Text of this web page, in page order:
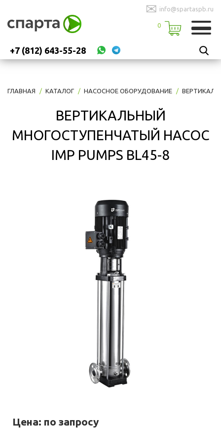
✉ info@spartaspb.ru
0
+7 (812) 643-55-28
ГЛАВНАЯ КАТАЛОГ НАСОСНОЕ ОБОРУДОВАНИЕ
ВЕРТИКАЛЬНЫЙ
МНОГОСТУПЕНЧАТЫЙ НАСОС
IMP PUMPS BL45-8
Цена: по запросу